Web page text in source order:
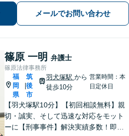
り、最善を尽くします。「相談者様に
寄り添い親身に対応」【個室対応／守
秘義務厳守】
メールでお問い合わせ
篠原 一明 弁護士
篠原法律事務所
福
岡
県
筑
後
市
羽犬塚駅 から
徒歩10分
営業時間：本
日定休日
【羽犬塚駅10分】【初回相談無料】親
切・誠実、そして迅速な対応をモット
ーに【刑事事件】解決実績多数！即時